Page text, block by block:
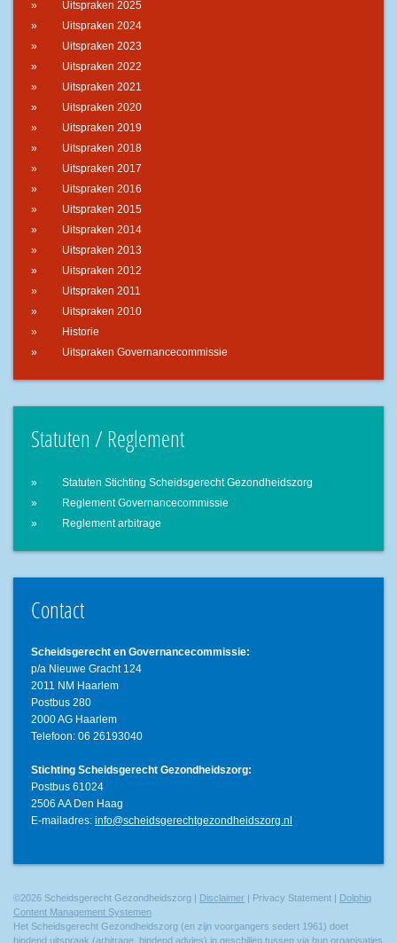
Uitspraken 2025
Uitspraken 2024
Uitspraken 2023
Uitspraken 2022
Uitspraken 2021
Uitspraken 2020
Uitspraken 2019
Uitspraken 2018
Uitspraken 2017
Uitspraken 2016
Uitspraken 2015
Uitspraken 2014
Uitspraken 2013
Uitspraken 2012
Uitspraken 2011
Uitspraken 2010
Historie
Uitspraken Governancecommissie
Statuten / Reglement
Statuten Stichting Scheidsgerecht Gezondheidszorg
Reglement Governancecommissie
Reglement arbitrage
Contact
Scheidsgerecht en Governancecommissie:
p/a Nieuwe Gracht 124
2011 NM Haarlem
Postbus 280
2000 AG Haarlem
Telefoon: 06 26193040
Stichting Scheidsgerecht Gezondheidszorg:
Postbus 61024
2506 AA Den Haag
E-mailadres: info@scheidsgerechtgezondheidszorg.nl
©2026 Scheidsgerecht Gezondheidszorg | Disclaimer | Privacy Statement | Dolphiq
Content Management Systemen
Het Scheidsgerecht Gezondheidszorg (en zijn voorgangers sedert 1961) doet
bindend uitspraak (arbitrage, bindend advies) in geschillen tussen via hun organisaties